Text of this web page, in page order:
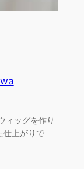
ィッグを作り
仕上がりで